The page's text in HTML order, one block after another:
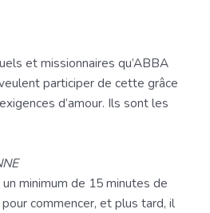
et missionnaires qu’ABBA
participer de cette grâce
d’amour. Ils sont les
minimum de 15 minutes de
commencer, et plus tard, il